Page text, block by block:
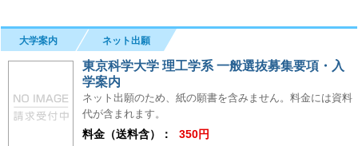
大学案内 ネット出願
東京科学大学 理工学系 一般選抜募集要項・入
学案内
ネット出願のため、紙の願書を含みません。料金には資料
代が含まれます。
料金（送料含）： 350円